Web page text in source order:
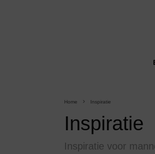
Home Inspiratie
Inspiratie
Inspiratie voor